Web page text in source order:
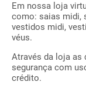
Em nossa loja
como: saias midi,
vestidos midi,
véus.
Através da loja as
segurança com
crédito.